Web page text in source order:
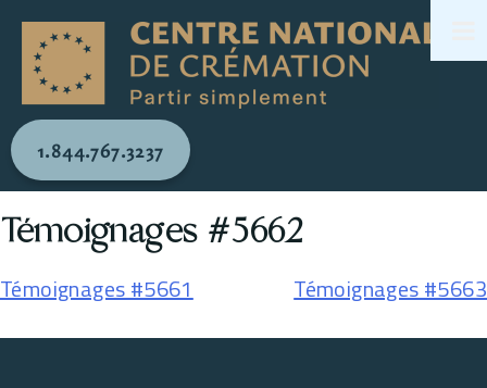
1.844.767.3237
Témoignages #5662
Témoignages #5661 Témoignages #5663